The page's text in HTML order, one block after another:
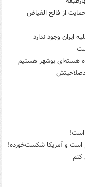
از فالح الفیاض
ایران وجود ندارد
هسته‌ای بوشهر هستیم
است!
است و آمریکا شکست‌خورده!
کنم